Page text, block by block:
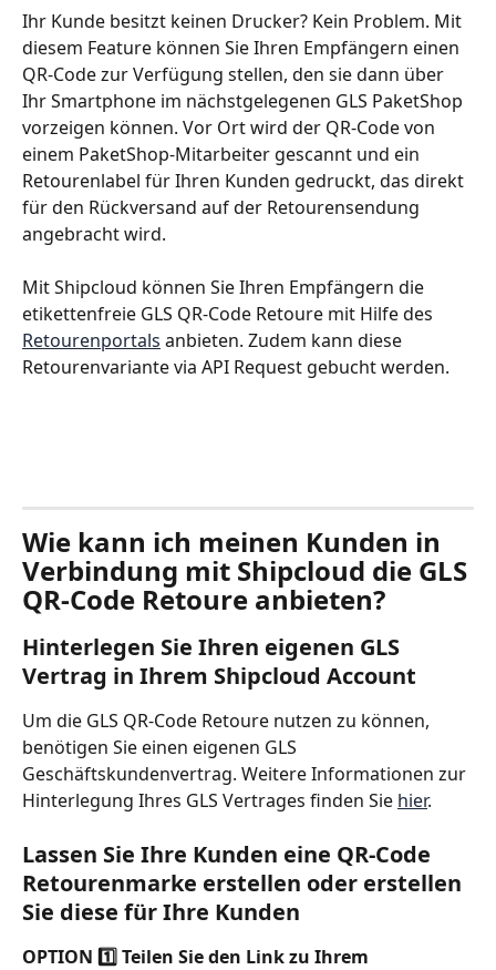
Ihr Kunde besitzt keinen Drucker? Kein Problem. Mit
diesem Feature können Sie Ihren Empfängern einen
QR-Code zur Verfügung stellen, den sie dann über
Ihr Smartphone im nächstgelegenen GLS PaketShop
vorzeigen können. Vor Ort wird der QR-Code von
einem PaketShop-Mitarbeiter gescannt und ein
Retourenlabel für Ihren Kunden gedruckt, das direkt
für den Rückversand auf der Retourensendung
angebracht wird.
Mit Shipcloud können Sie Ihren Empfängern die
etikettenfreie GLS QR-Code Retoure mit Hilfe des
Retourenportals anbieten. Zudem kann diese
Retourenvariante via API Request gebucht werden.
Wie kann ich meinen Kunden in
Verbindung mit Shipcloud die GLS
QR-Code Retoure anbieten?
Hinterlegen Sie Ihren eigenen GLS
Vertrag in Ihrem Shipcloud Account
Um die GLS QR-Code Retoure nutzen zu können,
benötigen Sie einen eigenen GLS
Geschäftskundenvertrag. Weitere Informationen zur
Hinterlegung Ihres GLS Vertrages finden Sie hier.
Lassen Sie Ihre Kunden eine QR-Code
Retourenmarke erstellen oder erstellen
Sie diese für Ihre Kunden
OPTION 1️⃣ Teilen Sie den Link zu Ihrem